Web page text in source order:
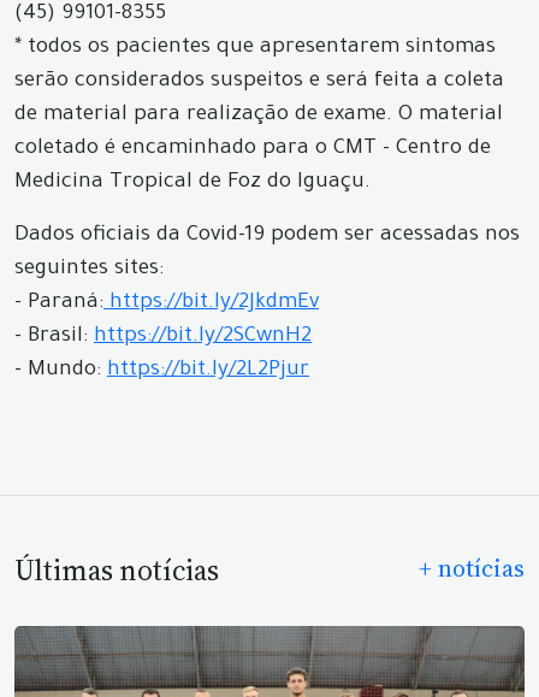
(45) 99101-8355
* todos os pacientes que apresentarem sintomas
serão considerados suspeitos e será feita a coleta
de material para realização de exame. O material
coletado é encaminhado para o CMT - Centro de
Medicina Tropical de Foz do Iguaçu.
Dados oficiais da Covid-19 podem ser acessadas nos
seguintes sites:
- Paraná:https://bit.ly/2JkdmEv
- Brasil: https://bit.ly/2SCwnH2
- Mundo: https://bit.ly/2L2Pjur
Últimas notícias + notícias